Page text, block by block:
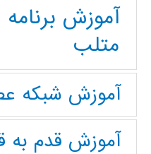
آموزش
متلب
آموزش شبکه
آموزش قدم به